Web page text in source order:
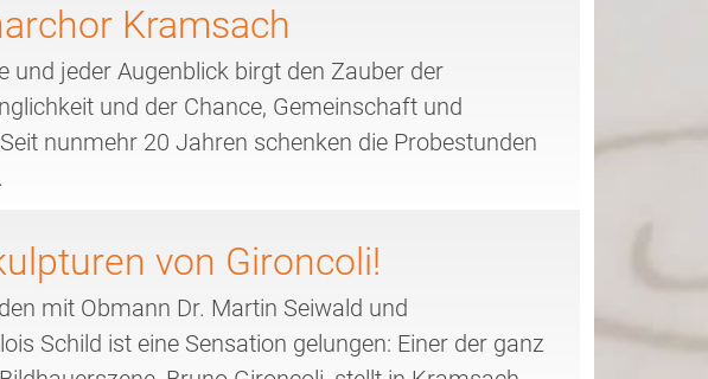
Kramsach
und jeder Augenblick birgt den Zauber der
und der Chance, Gemeinschaft und
nunmehr 20 Jahren schenken die Probestunden
von Gironcoli!
mit Obmann Dr. Martin Seiwald und
Schild ist eine Sensation gelungen: Einer der ganz